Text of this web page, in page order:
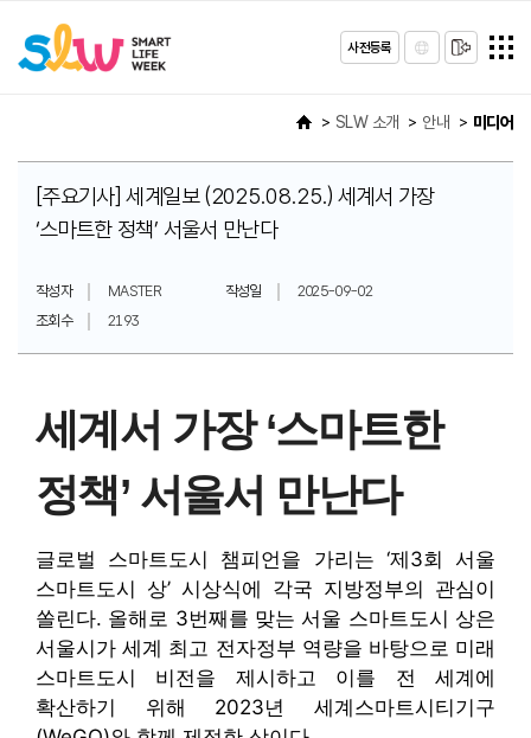
사전등록
SLW 소개 안내 미디어
[주요기사] 세계일보 (2025.08.25.) 세계서 가장
‘스마트한 정책’ 서울서 만난다
작성자 MASTER 작성일
2025-09-02
조회수
2193
세계서 가장 ‘스마트한
정책’ 서울서 만난다
글로벌 스마트도시 챔피언을 가리는 ‘제3회 서울
스마트도시 상’ 시상식에 각국 지방정부의 관심이
쏠린다. 올해로 3번째를 맞는 서울 스마트도시 상은
서울시가 세계 최고 전자정부 역량을 바탕으로 미래
스마트도시 비전을 제시하고 이를 전 세계에
확산하기 위해 2023년 세계스마트시티기구